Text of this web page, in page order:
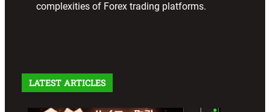
complexities of Forex trading platforms.
LATEST ARTICLES